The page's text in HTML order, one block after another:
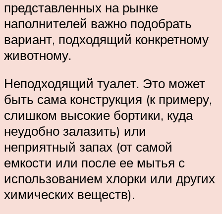
представленных на рынке
наполнителей важно подобрать
вариант, подходящий конкретному
животному.
Неподходящий туалет. Это может
быть сама конструкция (к примеру,
слишком высокие бортики, куда
неудобно залазить) или
неприятный запах (от самой
емкости или после ее мытья с
использованием хлорки или других
химических веществ).